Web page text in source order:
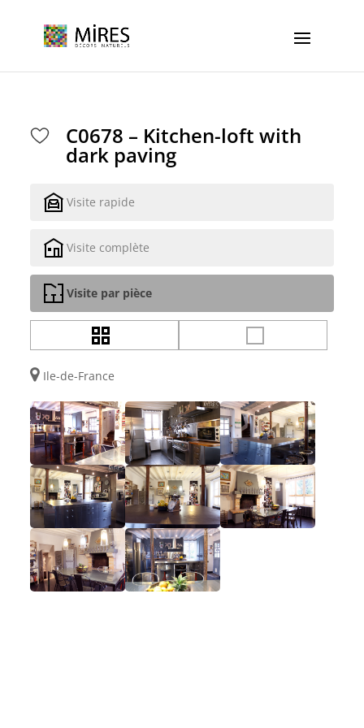
C0678 – Kitchen-loft with
dark paving
Visite rapide
Visite complète
Visite par pièce
Ile-de-France